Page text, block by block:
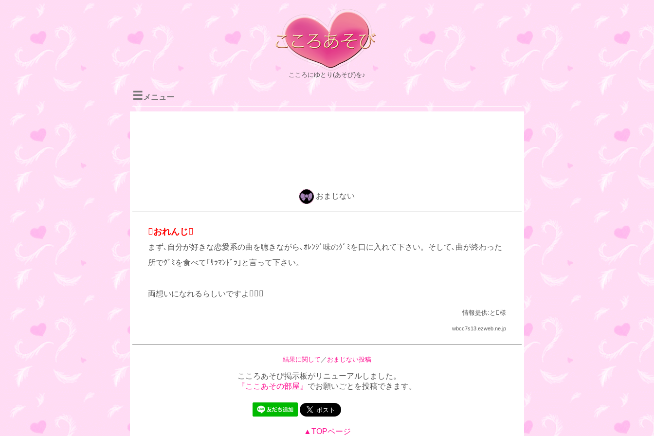
こころにゆとり(あそび)を♪
☰ メニュー
おまじない
おれんじ
まず､自分が好きな恋愛系の曲を聴きながら､ｵﾚﾝｼﾞ味のｸﾞﾐを口に入れて下さい。そして､曲が終わった
所でｸﾞﾐを食べて｢ｻﾗﾏﾝﾄﾞﾗ｣と言って下さい。
両想いになれるらしいですよ
情報提供:と様
wbcc7s13.ezweb.ne.jp
結果に関して ／ おまじない投稿
こころあそび掲示板がリニューアルしました。
『ここあその部屋』 でお願いごとを投稿できます。
▲TOPページ